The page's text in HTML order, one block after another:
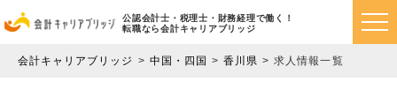
公認会計士・税理士・財務経理で働く！
転職なら会計キャリアブリッジ
会計キャリアブリッジ 中国・四国 香川県 求人情報一覧